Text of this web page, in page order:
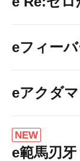
eフィー
eアクダ
NEW
e範馬刃